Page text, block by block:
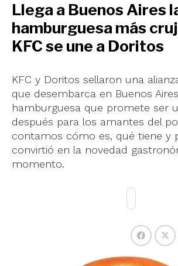
Llega a Buenos Aires
hamburguesa más
KFC se une a Doritos
KFC y Doritos sellaron una
que desembarca en Buenos
hamburguesa que promete ser
después para los amantes del
contamos cómo es, qué tiene y
convirtió en la novedad
momento.